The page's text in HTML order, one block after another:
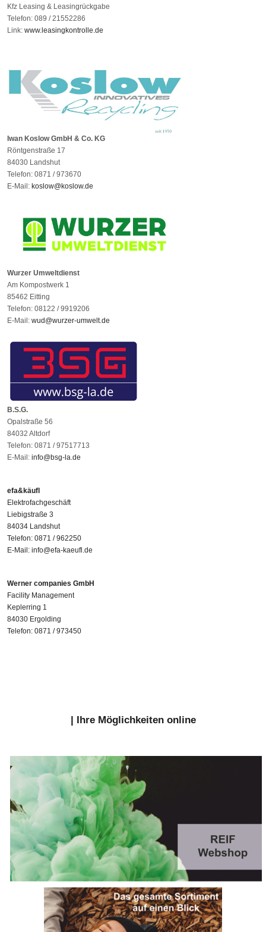
Kfz Leasing & Leasingrückgabe
Telefon: 089 / 21552286
Link: www.leasingkontrolle.de
Iwan Koslow GmbH & Co. KG
Röntgenstraße 17
84030 Landshut
Telefon: 0871 / 973670
E-Mail: koslow@koslow.de
Wurzer Umweltdienst
Am Kompostwerk 1
85462 Eitting
Telefon: 08122 / 9919206
E-Mail: wud@wurzer-umwelt.de
B.S.G.
Opalstraße 56
84032 Altdorf
Telefon: 0871 / 97517713
E-Mail: info@bsg-la.de
efa&käufl
Elektrofachgeschäft
Liebigstraße 3
84034 Landshut
Telefon: 0871 / 962250
E-Mail: info@efa-kaeufl.de
Werner companies GmbH
Facility Management
Keplerring 1
84030 Ergolding
Telefon: 0871 / 973450
| Ihre Möglichkeiten online